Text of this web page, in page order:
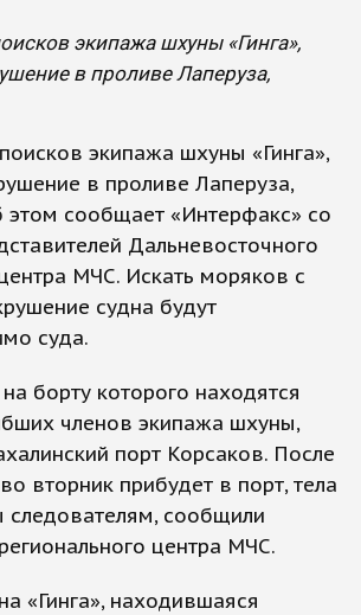
экипажа шхуны «Гинга»,
в проливе Лаперуза,
экипажа шхуны «Гинга»,
в проливе Лаперуза,
сообщает «Интерфакс» со
Дальневосточного
МЧС. Искать моряков с
судна будут
суда.
на борту которого находятся
членов экипажа шхуны,
порт Корсаков. После
вторник прибудет в порт, тела
следователям, сообщили
центра МЧС.
«Гинга», находившаяся